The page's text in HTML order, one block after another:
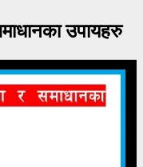
उपायहरु